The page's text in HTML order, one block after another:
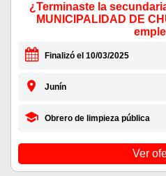
¿Terminaste la
MUNICIPALIDAD DE
Finalizó el 10/03/2025
Junín
Obrero de limpieza pública
Ver